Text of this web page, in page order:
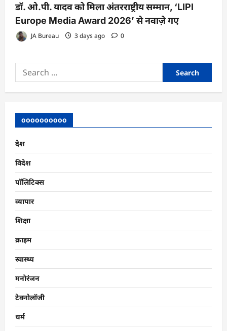
डॉ. ओ.पी. यादव को मिला अंतरराष्ट्रीय सम्मान, ‘LIPI
Europe Media Award 2026’ से नवाज़े गए
JA Bureau 3 days ago 0
Search
for:
oooooooooo
देश
विदेश
पॉलिटिक्स
व्यापार
शिक्षा
क्राइम
स्वास्थ्य
मनोरंजन
टेक्नोलॉजी
धर्म